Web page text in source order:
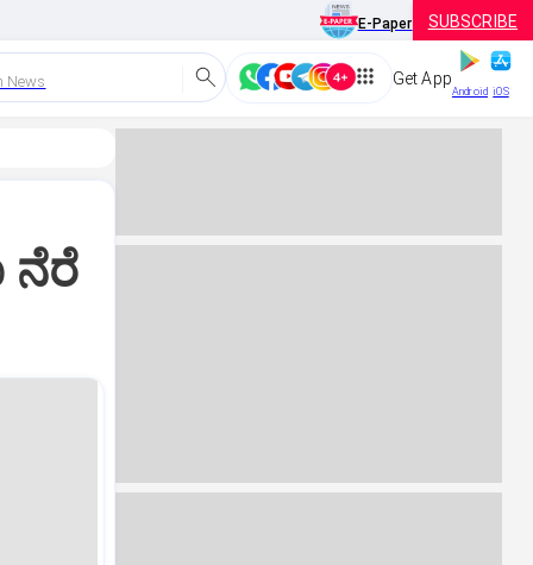
E-Paper SUBSCRIBE
News Get App
Android iOS
ನೆರೆ